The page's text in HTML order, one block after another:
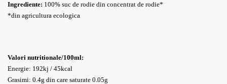
Ingrediente: 100% suc de rodie din concentrat de rodie*
*din agricultura ecologica
Valori nutritionale/100ml:
Energie: 192kj / 45kcal
Grasimi: 0.4g din care saturate 0.05g